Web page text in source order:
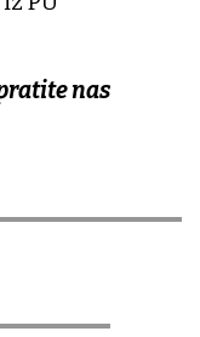
nas